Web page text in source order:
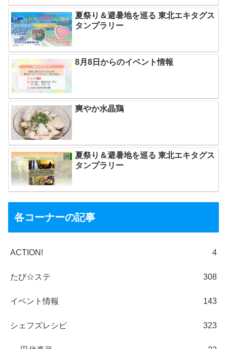
夏祭り＆避暑地を巡る 東北エキタグス
タンプラリー
8月8日からのイベント情報
爽やか水晶鶏
夏祭り＆避暑地を巡る 東北エキタグス
タンプラリー
各コーナーの記事
ACTION! 4
たび☆ステ 308
イベント情報 143
シェフズレシピ 323